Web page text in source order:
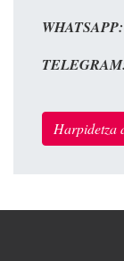
WHATSAPP:
Harpidetza